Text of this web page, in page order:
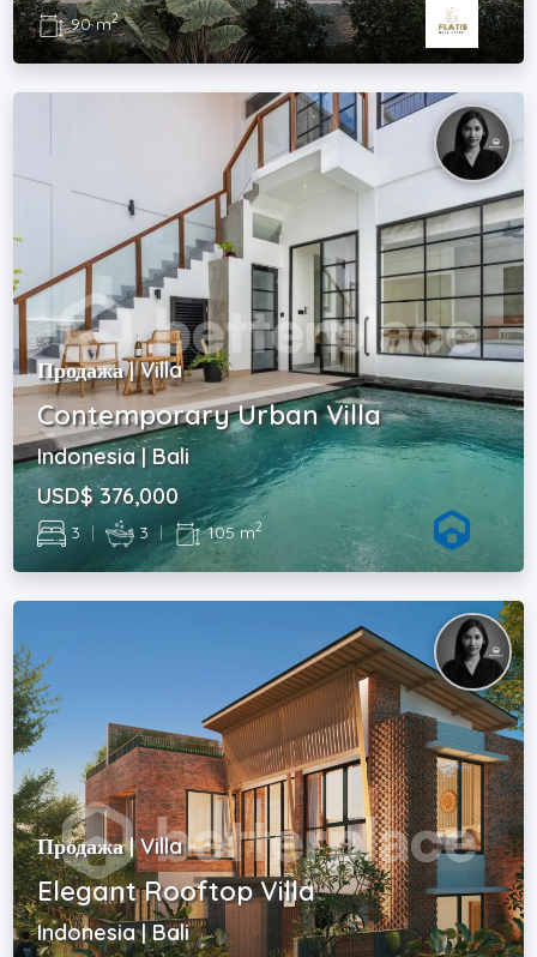
90 m2
Продажа | Villa
Contemporary Urban Villa
Indonesia | Bali
USD$ 376,000
3 | 3 | 105 m2
Продажа | Villa
Elegant Rooftop Villa
Indonesia | Bali